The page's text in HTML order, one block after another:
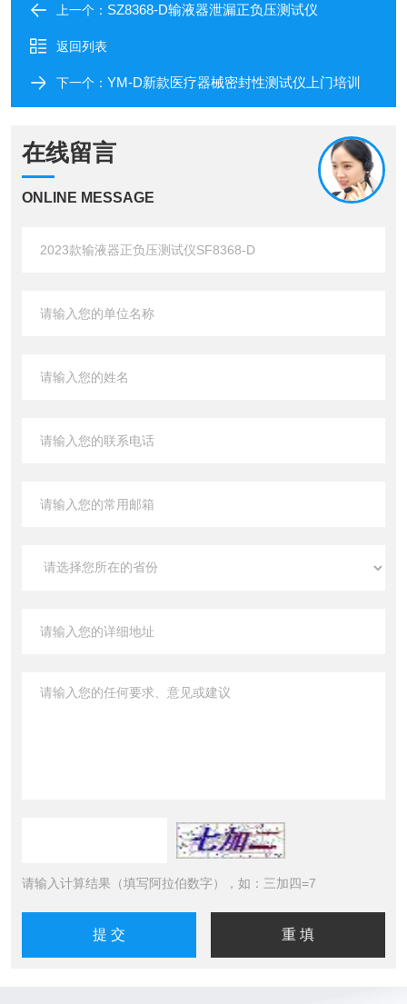
上一个： SZ8368-D输液器泄漏正负压测试仪
返回列表
下一个： YM-D新款医疗器械密封性测试仪上门培训
在线留言
ONLINE MESSAGE
请输入计算结果（填写阿拉伯数字），如：三加四=7